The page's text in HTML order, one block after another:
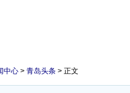
中心 > 青岛头条 > 正文